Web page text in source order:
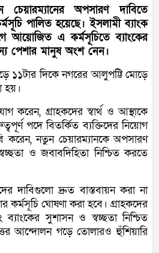
চেয়ারম্যানের অপসারণ দাবিতে
পালিত হয়েছে। ইসলামী ব্যাংক
আয়োজিত এ কর্মসূচিতে ব্যাংকের
পেশার মানুষ অংশ নেন।
১১টার দিকে নগরের আলুপট্টি মোড়ে
হয়।
করেন, গ্রাহকদের স্বার্থ ও আস্থাকে
পদে বিতর্কিত ব্যক্তিদের নিয়োগ
করেন, নতুন চেয়ারম্যানকে অপসারণ
ও জবাবদিহিতা নিশ্চিত করতে
দাবিগুলো দ্রুত বাস্তবায়ন করা না
ঘোষণা করা হবে। গ্রাহকদের
ব্যাংকের সুশাসন ও স্বচ্ছতা নিশ্চিত
আন্দোলন গড়ে তোলারও হুঁশিয়ারি